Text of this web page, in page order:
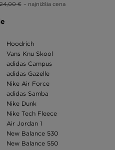
€ – najnižšia cena
Hoodrich
Vans Knu Skool
adidas Campus
adidas Gazelle
Nike Air Force
adidas Samba
Nike Dunk
Nike Tech Fleece
Air Jordan 1
New Balance 530
New Balance 550